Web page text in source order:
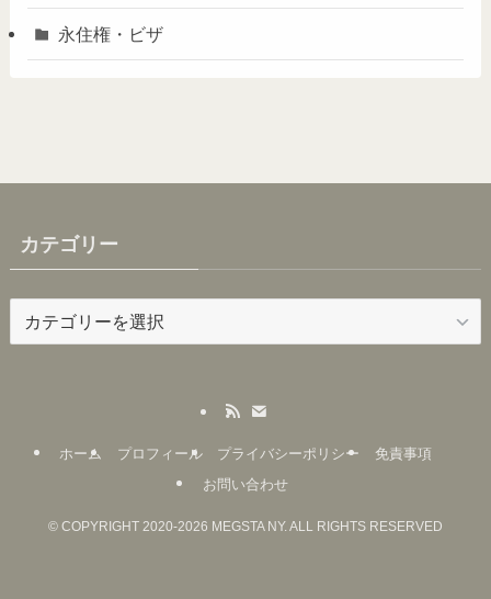
永住権・ビザ
カテゴリー
ホーム プロフィール プライバシーポリシー
免責事項
お問い合わせ
© COPYRIGHT 2020-2026 MEGSTA NY. ALL RIGHTS RESERVED